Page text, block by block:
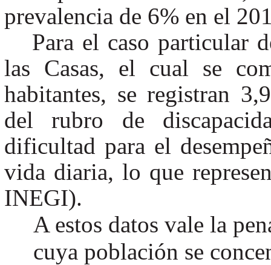
prevalencia de 6% en el
Para el caso particular
las Casas, el cual se
habitantes, se registran
del rubro de
dificultad para el
vida diaria, lo que
INEGI).
A estos datos vale la
cuya población se